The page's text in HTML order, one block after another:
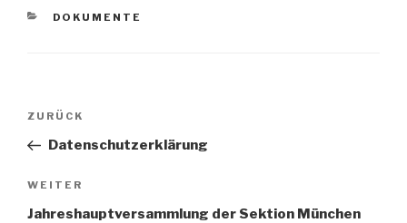
KATEGORIEN
DOKUMENTE
Beitragsnavigation
Vorheriger
Beitrag
ZURÜCK
Datenschutzerklärung
Nächster
Beitrag
WEITER
Jahreshauptversammlung der Sektion München